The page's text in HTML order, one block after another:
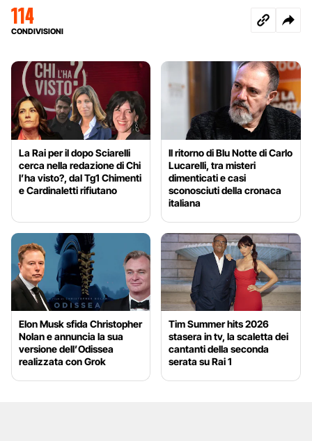
114
CONDIVISIONI
La Rai per il dopo Sciarelli
cerca nella redazione di Chi
l’ha visto?, dal Tg1 Chimenti
e Cardinaletti rifiutano
Il ritorno di Blu Notte di Carlo
Lucarelli, tra misteri
dimenticati e casi
sconosciuti della cronaca
italiana
Elon Musk sfida Christopher
Nolan e annuncia la sua
versione dell’Odissea
realizzata con Grok
Tim Summer hits 2026
stasera in tv, la scaletta dei
cantanti della seconda
serata su Rai 1